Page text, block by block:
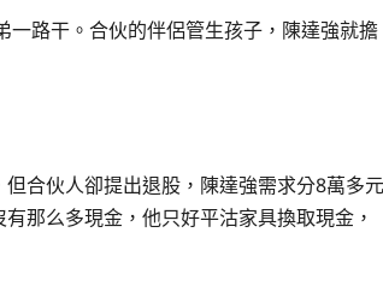
路干。合伙的伴侶管生孩子，陳達強就擔
合伙人卻提出退股，陳達強需求分8萬多元
那么多現金，他只好平沽家具換取現金，